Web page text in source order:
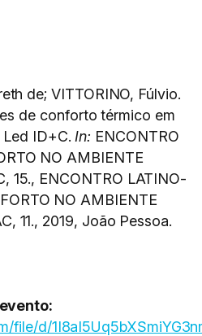
de; VITTORINO, Fúlvio.
de conforto térmico em
ID+C. In: ENCONTRO
NO AMBIENTE
15., ENCONTRO LATINO-
NO AMBIENTE
11., 2019, João Pessoa.
file/d/